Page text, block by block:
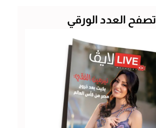
تصفح العدد الورقي